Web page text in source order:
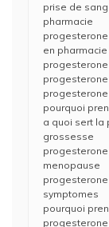
prise de
pharmacie
en pharmacie
pourquoi
a quoi sert la
grossesse
menopause
symptomes
pourquoi